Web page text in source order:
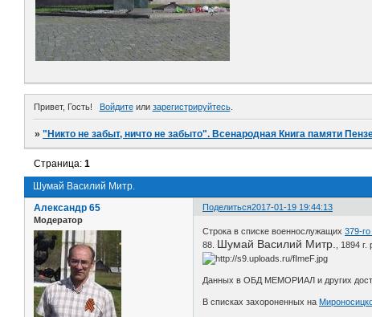
Привет, Гость! Войдитеили зарегистрируйтесь.
»"Никто не забыт, ничто не забыто". Всенародная Книга памяти
Шумай Василий Митр.
Страница:1
Поделиться2017-01-19 19:44:13
Александр 65
Модератор
Строка в списке военнослужащих379-
88. Шумай Василий Митр. , 1894
Данных в ОБД МЕМОРИАЛ и других
В списках захороненных на